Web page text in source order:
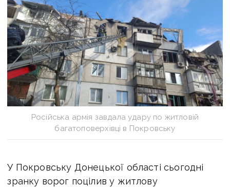
Російська армія завдала удару по житловій
багатоповерхівці в Покровську
У Покровську Донецької області сьогодні
зранку ворог поцілив у житлову